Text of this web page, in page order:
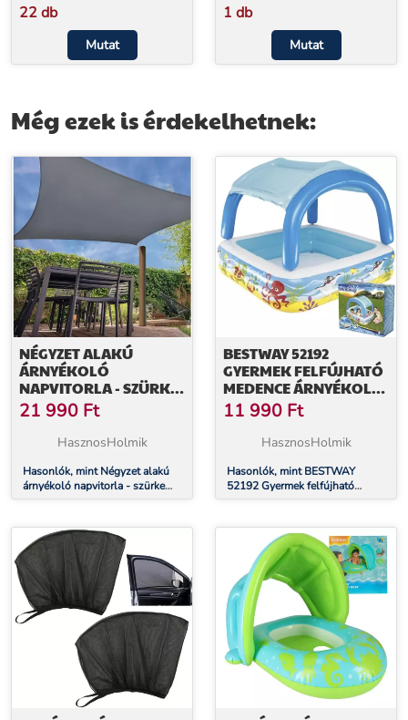
22 db
Mutat
1 db
Mutat
Még ezek is érdekelhetnek:
NÉGYZET ALAKÚ
ÁRNYÉKOLÓ
NAPVITORLA - SZÜRKE
(5X5M)
21 990 Ft
HasznosHolmik
Hasonlók, mint Négyzet alakú
árnyékoló napvitorla - szürke
(5x5m)
BESTWAY 52192
GYERMEK FELFÚJHATÓ
MEDENCE ÁRNYÉKOLÓ
TETŐVEL
11 990 Ft
HasznosHolmik
Hasonlók, mint BESTWAY
52192 Gyermek felfújható
medence árnyékoló tetővel